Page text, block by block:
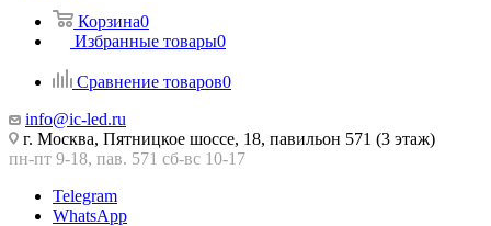
Корзина0
Избранные товары0
Сравнение товаров0
info@ic-led.ru
г. Москва, Пятницкое шоссе, 18, павильон 571 (3 этаж)
пн-пт 9-18, пав. 571 сб-вс 10-17
Telegram
WhatsApp